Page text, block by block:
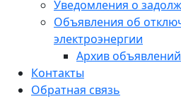
Уведомления о
Объявления об
электроэнергии
Архив объявлений
Контакты
Обратная связь